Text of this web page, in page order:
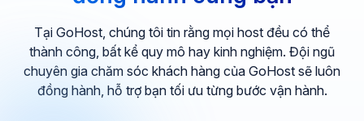
Tại GoHost, chúng tôi tin rằng mọi host đều có thể
thành công, bất kể quy mô hay kinh nghiệm. Đội ngũ
chuyên gia chăm sóc khách hàng của GoHost sẽ luôn
đồng hành, hỗ trợ bạn tối ưu từng bước vận hành.